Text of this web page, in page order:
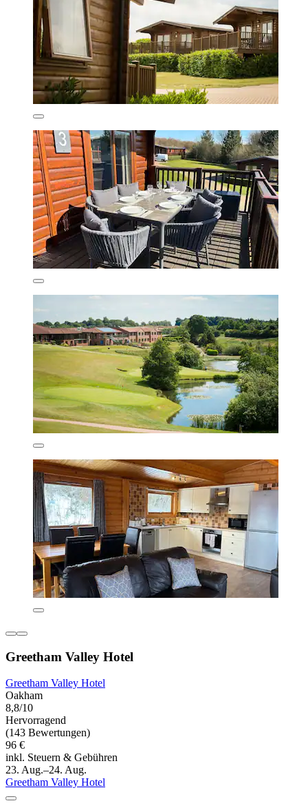
Greetham Valley Hotel
Greetham Valley Hotel
Oakham
8,8/10
Hervorragend
(143 Bewertungen)
96 €
inkl. Steuern & Gebühren
23. Aug.–24. Aug.
Greetham Valley Hotel